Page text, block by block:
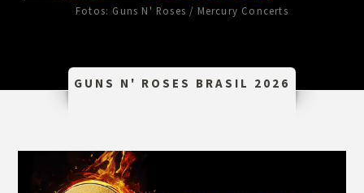
Fotos: Guns N' Roses / Mercury Concerts
GUNS N' ROSES BRASIL 2026